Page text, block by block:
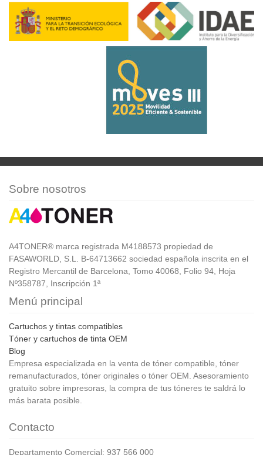
Sobre nosotros
A4TONER® marca registrada M4188573 propiedad de
FASAWORLD, S.L. B-64713662 sociedad española inscrita en el
Registro Mercantil de Barcelona, Tomo 40068, Folio 94, Hoja
Nº358787, Inscripción 1ª
Menú principal
Cartuchos y tintas compatibles
Tóner y cartuchos de tinta OEM
Blog
Empresa especializada en la venta de tóner compatible, tóner
remanufacturados, tóner originales o tóner OEM. Asesoramiento
gratuito sobre impresoras, la compra de tus tóneres te saldrá lo
más barata posible.
Contacto
Departamento Comercial: 937 566 000